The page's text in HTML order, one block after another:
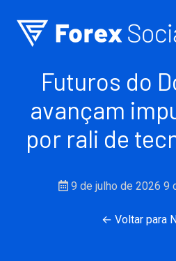
Futuros do
avançam
por rali de
9 de julho de 2026 9
← Voltar para